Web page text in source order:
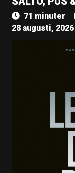
71 minuter
28 augusti, 2026